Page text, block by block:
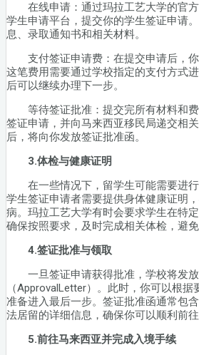
在线申请：通过玛拉工艺大学的官方
学生申请平台，提交你的学生签证申请
息、录取通知书和相关材料。
支付签证申请费：在提交申请后，你
这笔费用需要通过学校指定的支付方式
后可以继续办理下一步。
等待签证批准：提交完所有材料和费
签证申请，并向马来西亚移民局递交相
后，将向你发放签证批准函。
3.体检与健康证明
在一些情况下，留学生可能需要进行
学生签证申请者需要提供身体健康证明
病。玛拉工艺大学有时会要求学生在特
确保按照要求，及时完成相关体检，避免
4.签证批准与领取
一旦签证申请获得批准，学校将发放
（ApprovalLetter）。此时，你可以根
准备进入最后一步。签证批准函通常包
法居留的详细信息，确保你可以顺利前往
5.前往马来西亚并完成入境手续